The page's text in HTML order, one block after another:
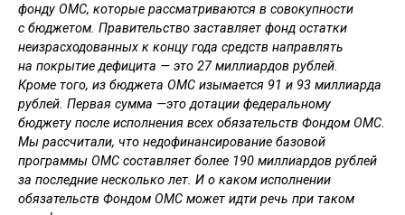
фонду ОМС, которые рассматриваются в совокупности
с бюджетом. Правительство заставляет фонд остатки
неизрасходованных к концу года средств направлять
на покрытие дефицита — это 27 миллиардов рублей.
Кроме того, из бюджета ОМС изымается 91 и 93 миллиарда
рублей. Первая сумма —это дотации федеральному
бюджету после исполнения всех обязательств Фондом ОМС.
Мы рассчитали, что недофинансирование базовой
программы ОМС составляет более 190 миллиардов рублей
за последние несколько лет. И о каком исполнении
обязательств Фондом ОМС может идти речь при таком